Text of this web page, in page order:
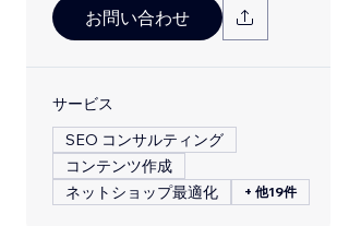
お問い合わせ
サービス
SEO コンサルティング
コンテンツ作成
ネットショップ最適化
+ 他19件